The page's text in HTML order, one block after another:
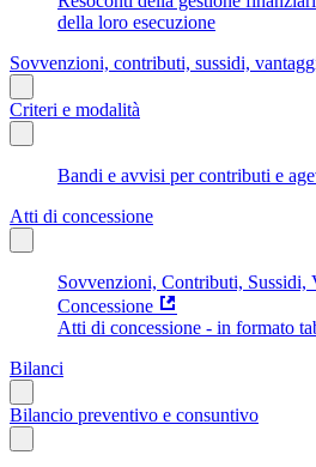
della loro esecuzione
Sovvenzioni, contributi, sussidi,
Criteri e modalità
Bandi e avvisi per contributi e
Atti di concessione
Sovvenzioni, Contributi, Sussidi,
Concessione
Atti di concessione - in formato
Bilanci
Bilancio preventivo e consuntivo